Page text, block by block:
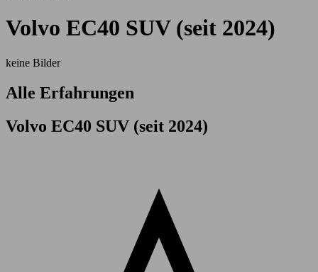
Volvo EC40 SUV (seit 2024)
keine Bilder
Alle Erfahrungen
Volvo EC40 SUV (seit 2024)